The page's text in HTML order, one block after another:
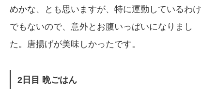
めかな、とも思いますが、特に運動しているわけ
でもないので、意外とお腹いっぱいになりまし
た。唐揚げが美味しかったです。
2日目 晩ごはん